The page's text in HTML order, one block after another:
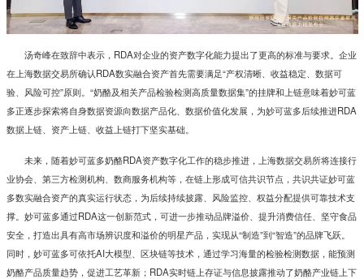
汤奇峰在致辞中表示， RDA对企业的资产数字化能力提出了更高的标准与要求。企业
在上海数据交易所确认RDA数实融合资产首先需要满足“产权清晰、收益稳定、数据可
验、风险可控”原则。“奶酪及相关产品检验检测高质量数据集”的挂牌和上链意味着妙可蓝
多正逐步探索将自身数据资源向数据产品化、数据价值化发展，为妙可蓝多后续推进RDA
数据上链、资产上链、收益上链打下坚实基础。
未来，随着妙可蓝多奶酪RDA资产数字化工作的稳步推进，上海数据交易所将连接行
业协会、第三方检测机构、数商服务机构等，在链上形成可信共识节点，共识共证妙可蓝
多数实融合资产的真实运行状态，为后续持续披露、风险监控、权益分配提供可靠技术支
撑。妙可蓝多通过RDA这一创新范式，可进一步推动品牌溢价、提升消费信任、坚守食品
安全，打造出具有高市场辨识度和溢价的明星产品，实现从“制造”到“智造”的品牌飞跃。
同时，妙可蓝多可依托AI大模型、区块链等技术，通过学习海量的检验检测数据，能预测
奶酪产品质量趋势，促进工艺革新； RDA实时链上存证与信息披露推动了奶酪产业链上下